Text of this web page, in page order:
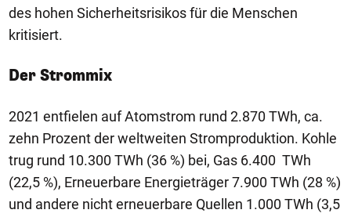
des hohen Sicherheitsrisikos für die Menschen
kritisiert.
Der Strommix
2021 entfielen auf Atomstrom rund 2.870 TWh, ca.
zehn Prozent der weltweiten Stromproduktion. Kohle
trug rund 10.300 TWh (36 %) bei, Gas 6.400 TWh
(22,5 %), Erneuerbare Energieträger 7.900 TWh (28 %)
und andere nicht erneuerbare Quellen 1.000 TWh (3,5